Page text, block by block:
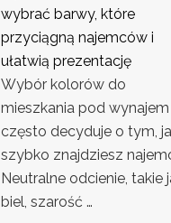
wybrać barwy, które
przyciągną najemców i
ułatwią prezentację
Wybór kolorów do
mieszkania pod wynajem
często decyduje o tym,
szybko znajdziesz
Neutralne odcienie, takie
biel, szarość …